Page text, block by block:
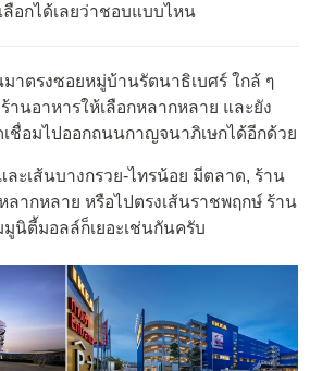
ลือกได้เลยว่าชอบแบบไหน
มาตรงซอยหมู่บ้านรัตนาธิเบศร์ ใกล้ ๆ
านอาหารให้เลือกหลากหลาย และยัง
ชื่อมไปออกถนนกาญจนาภิเษกได้อีกด้วย
ละเส้นบางกรวย-ไทรน้อย มีตลาด, ร้าน
ลากหลาย หรือไปตรงเส้นราชพฤกษ์ ร้าน
นิตี้มอลล์ก็เยอะเช่นกันครับ